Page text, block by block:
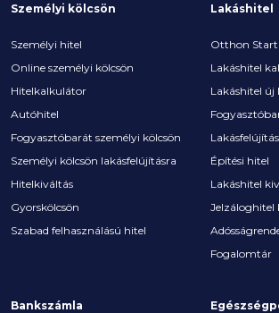
Személyi kölcsön
Személyi hitel
Online személyi kölcsön
Hitelkalkulátor
Autóhitel
Fogyasztóbarát személyi kölcsön
Személyi kölcsön lakásfelújításra
Hitelkiváltás
Gyorskölcsön
Szabad felhasználású hitel
Lakáshitel
Otthon
Lakáshitel
Lakáshitel új
Építési hitel
Lakáshitel
Jelzáloghitel
Fogalomtár
Bankszámla